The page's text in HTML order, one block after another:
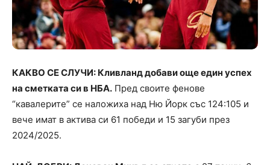
КАКВО СЕ СЛУЧИ: Кливланд добави още един успех
на сметката си в НБА. Пред своите фенове
“кавалерите” се наложиха над Ню Йорк със 124:105 и
вече имат в актива си 61 победи и 15 загуби през
2024/2025.